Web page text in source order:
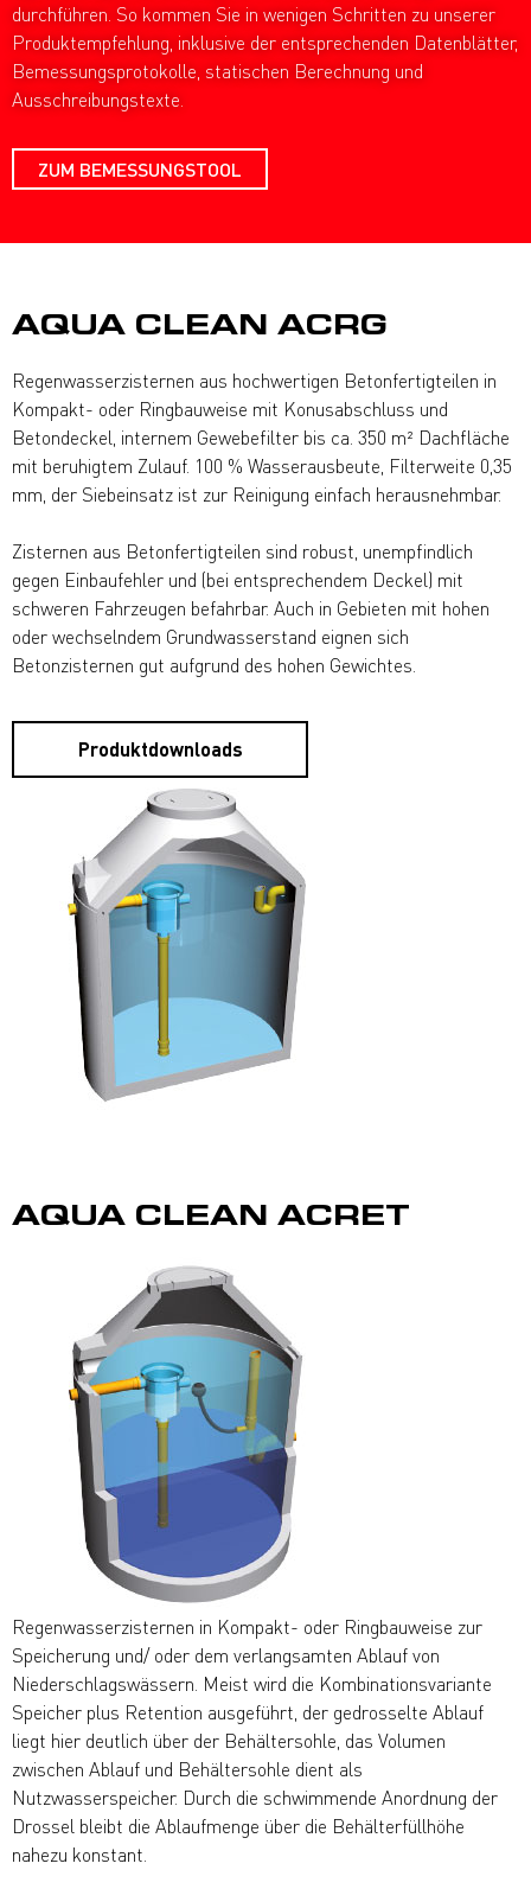
durchführen. So kommen Sie in wenigen Schritten zu unserer
Produktempfehlung, inklusive der entsprechenden Datenblätter,
Bemessungsprotokolle, statischen Berechnung und
Ausschreibungstexte.
ZUM BEMESSUNGSTOOL
AQUA CLEAN ACRG
Regenwasserzisternen aus hochwertigen Betonfertigteilen in
Kompakt- oder Ringbauweise mit Konusabschluss und
Betondeckel, internem Gewebefilter bis ca. 350 m² Dachfläche
mit beruhigtem Zulauf. 100 % Wasserausbeute, Filterweite 0,35
mm, der Siebeinsatz ist zur Reinigung einfach herausnehmbar.
Zisternen aus Betonfertigteilen sind robust, unempfindlich
gegen Einbaufehler und (bei entsprechendem Deckel) mit
schweren Fahrzeugen befahrbar. Auch in Gebieten mit hohen
oder wechselndem Grundwasserstand eignen sich
Betonzisternen gut aufgrund des hohen Gewichtes.
Produktdownloads
AQUA CLEAN ACRET
Regenwasserzisternen in Kompakt- oder Ringbauweise zur
Speicherung und/ oder dem verlangsamten Ablauf von
Niederschlagswässern. Meist wird die Kombina­tionsvariante
Speicher plus Retention aus­geführt, der gedrosselte Ablauf
liegt hier deutlich über der Behältersohle, das Vo­lumen
zwischen Ablauf und Behältersohle dient als
Nutzwasserspeicher. Durch die schwimmende Anordnung der
Drossel bleibt die Ablaufmenge über die Behälterfüllhöhe
nahezu konstant.